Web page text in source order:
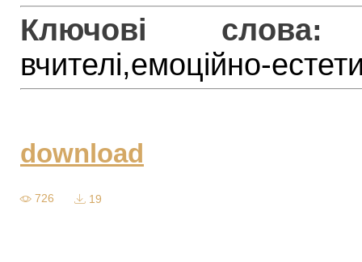
Ключові слова:
вчителі,емоційно-
download
726 19